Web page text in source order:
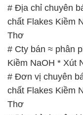
Kiềm NaOH * Xút
# Đơn vị chuyên
chất Flakes Kiềm
# Địa chỉ chuyên
hóa chất Flakes
Cần Thơ
# Địa chỉ chuyên
Flakes Kiềm